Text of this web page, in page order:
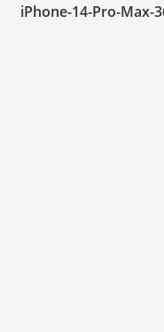
iPhone-14-Pro-Max-